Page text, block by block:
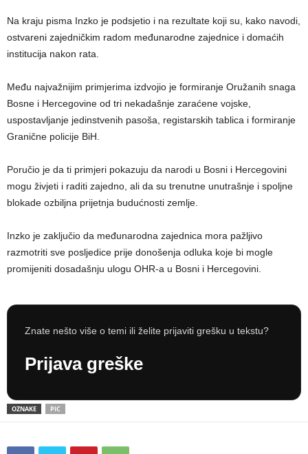
Na kraju pisma Inzko je podsjetio i na rezultate koji su, kako navodi,
ostvareni zajedničkim radom međunarodne zajednice i domaćih
institucija nakon rata.
Među najvažnijim primjerima izdvojio je formiranje Oružanih snaga
Bosne i Hercegovine od tri nekadašnje zaraćene vojske,
uspostavljanje jedinstvenih pasoša, registarskih tablica i formiranje
Granične policije BiH.
Poručio je da ti primjeri pokazuju da narodi u Bosni i Hercegovini
mogu živjeti i raditi zajedno, ali da su trenutne unutrašnje i spoljne
blokade ozbiljna prijetnja budućnosti zemlje.
Inzko je zaključio da međunarodna zajednica mora pažljivo
razmotriti sve posljedice prije donošenja odluka koje bi mogle
promijeniti dosadašnju ulogu OHR-a u Bosni i Hercegovini.
Znate nešto više o temi ili želite prijaviti grešku u tekstu?
Prijava greške
OZNAKE PIC